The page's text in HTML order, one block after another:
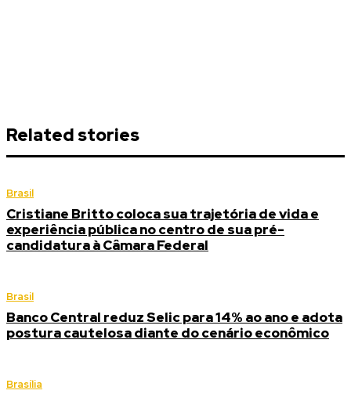
Related stories
Brasil
Cristiane Britto coloca sua trajetória de vida e
experiência pública no centro de sua pré-
candidatura à Câmara Federal
Brasil
Banco Central reduz Selic para 14% ao ano e adota
postura cautelosa diante do cenário econômico
Brasília